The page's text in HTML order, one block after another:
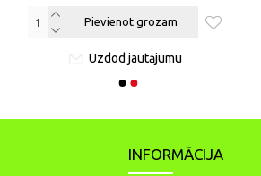
Pievienot grozam
Uzdod jautājumu
INFORMĀCIJA